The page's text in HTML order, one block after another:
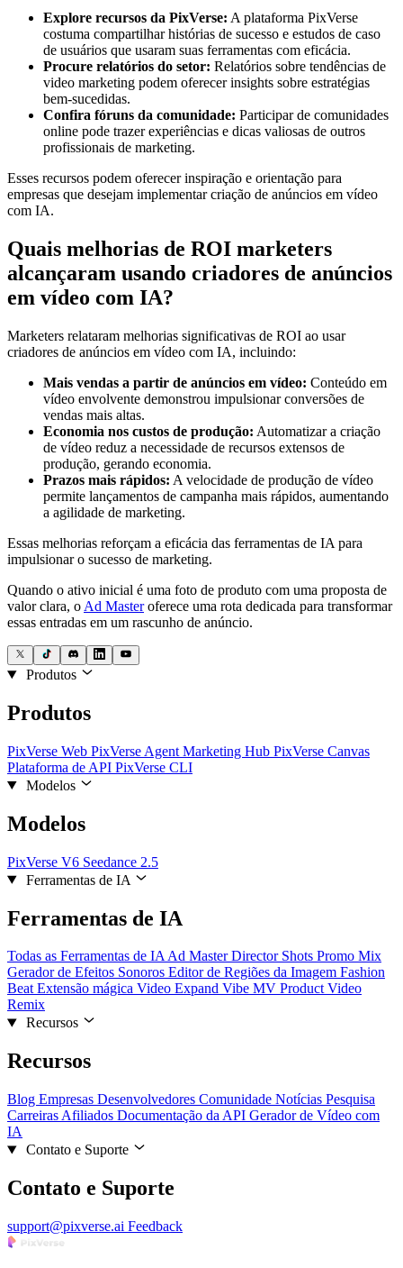
Explore recursos da PixVerse: A plataforma PixVerse
costuma compartilhar histórias de sucesso e estudos de caso
de usuários que usaram suas ferramentas com eficácia.
Procure relatórios do setor: Relatórios sobre tendências de
video marketing podem oferecer insights sobre estratégias
bem-sucedidas.
Confira fóruns da comunidade: Participar de comunidades
online pode trazer experiências e dicas valiosas de outros
profissionais de marketing.
Esses recursos podem oferecer inspiração e orientação para
empresas que desejam implementar criação de anúncios em vídeo
com IA.
Quais melhorias de ROI marketers
alcançaram usando criadores de anúncios
em vídeo com IA?
Marketers relataram melhorias significativas de ROI ao usar
criadores de anúncios em vídeo com IA, incluindo:
Mais vendas a partir de anúncios em vídeo: Conteúdo em
vídeo envolvente demonstrou impulsionar conversões de
vendas mais altas.
Economia nos custos de produção: Automatizar a criação
de vídeo reduz a necessidade de recursos extensos de
produção, gerando economia.
Prazos mais rápidos: A velocidade de produção de vídeo
permite lançamentos de campanha mais rápidos, aumentando
a agilidade de marketing.
Essas melhorias reforçam a eficácia das ferramentas de IA para
impulsionar o sucesso de marketing.
Quando o ativo inicial é uma foto de produto com uma proposta de
valor clara, o Ad Masteroferece uma rota dedicada para transformar
essas entradas em um rascunho de anúncio.
Produtos
Produtos
PixVerse Web PixVerse Agent Marketing Hub PixVerse Canvas
Plataforma de API PixVerse CLI
Modelos
Modelos
PixVerse V6 Seedance 2.5
Ferramentas de IA
Ferramentas de IA
Todas as Ferramentas de IAAd MasterDirector Shots Promo Mix
Gerador de Efeitos Sonoros Editor de Regiões da Imagem Fashion
BeatExtensão mágica Video Expand Vibe MV Product Video
Remix
Recursos
Recursos
Blog Empresas Desenvolvedores Comunidade Notícias Pesquisa
Carreiras Afiliados Documentação da API Gerador de Vídeo com
IA
Contato e Suporte
Contato e Suporte
support@pixverse.ai Feedback